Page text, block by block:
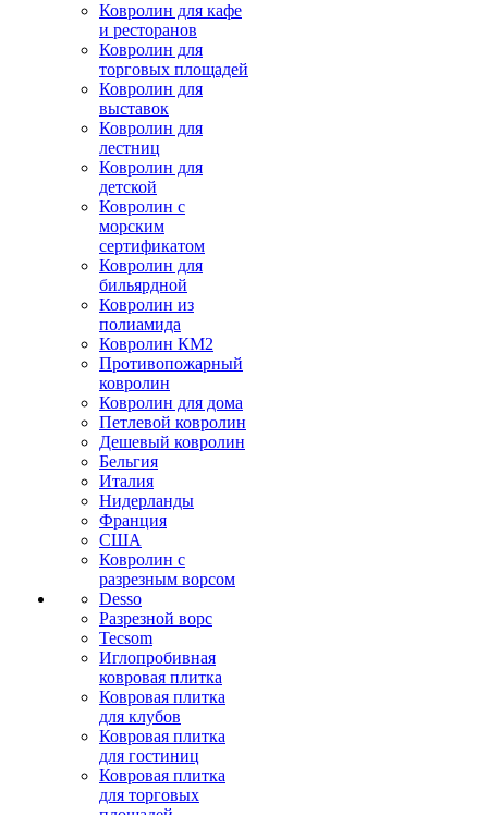
Ковролин для кафе
и ресторанов
Ковролин для
торговых площадей
Ковролин для
выставок
Ковролин для
лестниц
Ковролин для
детской
Ковролин с
морским
сертификатом
Ковролин для
бильярдной
Ковролин из
полиамида
Ковролин КМ2
Противопожарный
ковролин
Ковролин для дома
Петлевой ковролин
Дешевый ковролин
Бельгия
Италия
Нидерланды
Франция
США
Ковролин с
разрезным ворсом
Desso
Разрезной ворс
Tecsom
Иглопробивная
ковровая плитка
Ковровая плитка
для клубов
Ковровая плитка
для гостиниц
Ковровая плитка
для торговых